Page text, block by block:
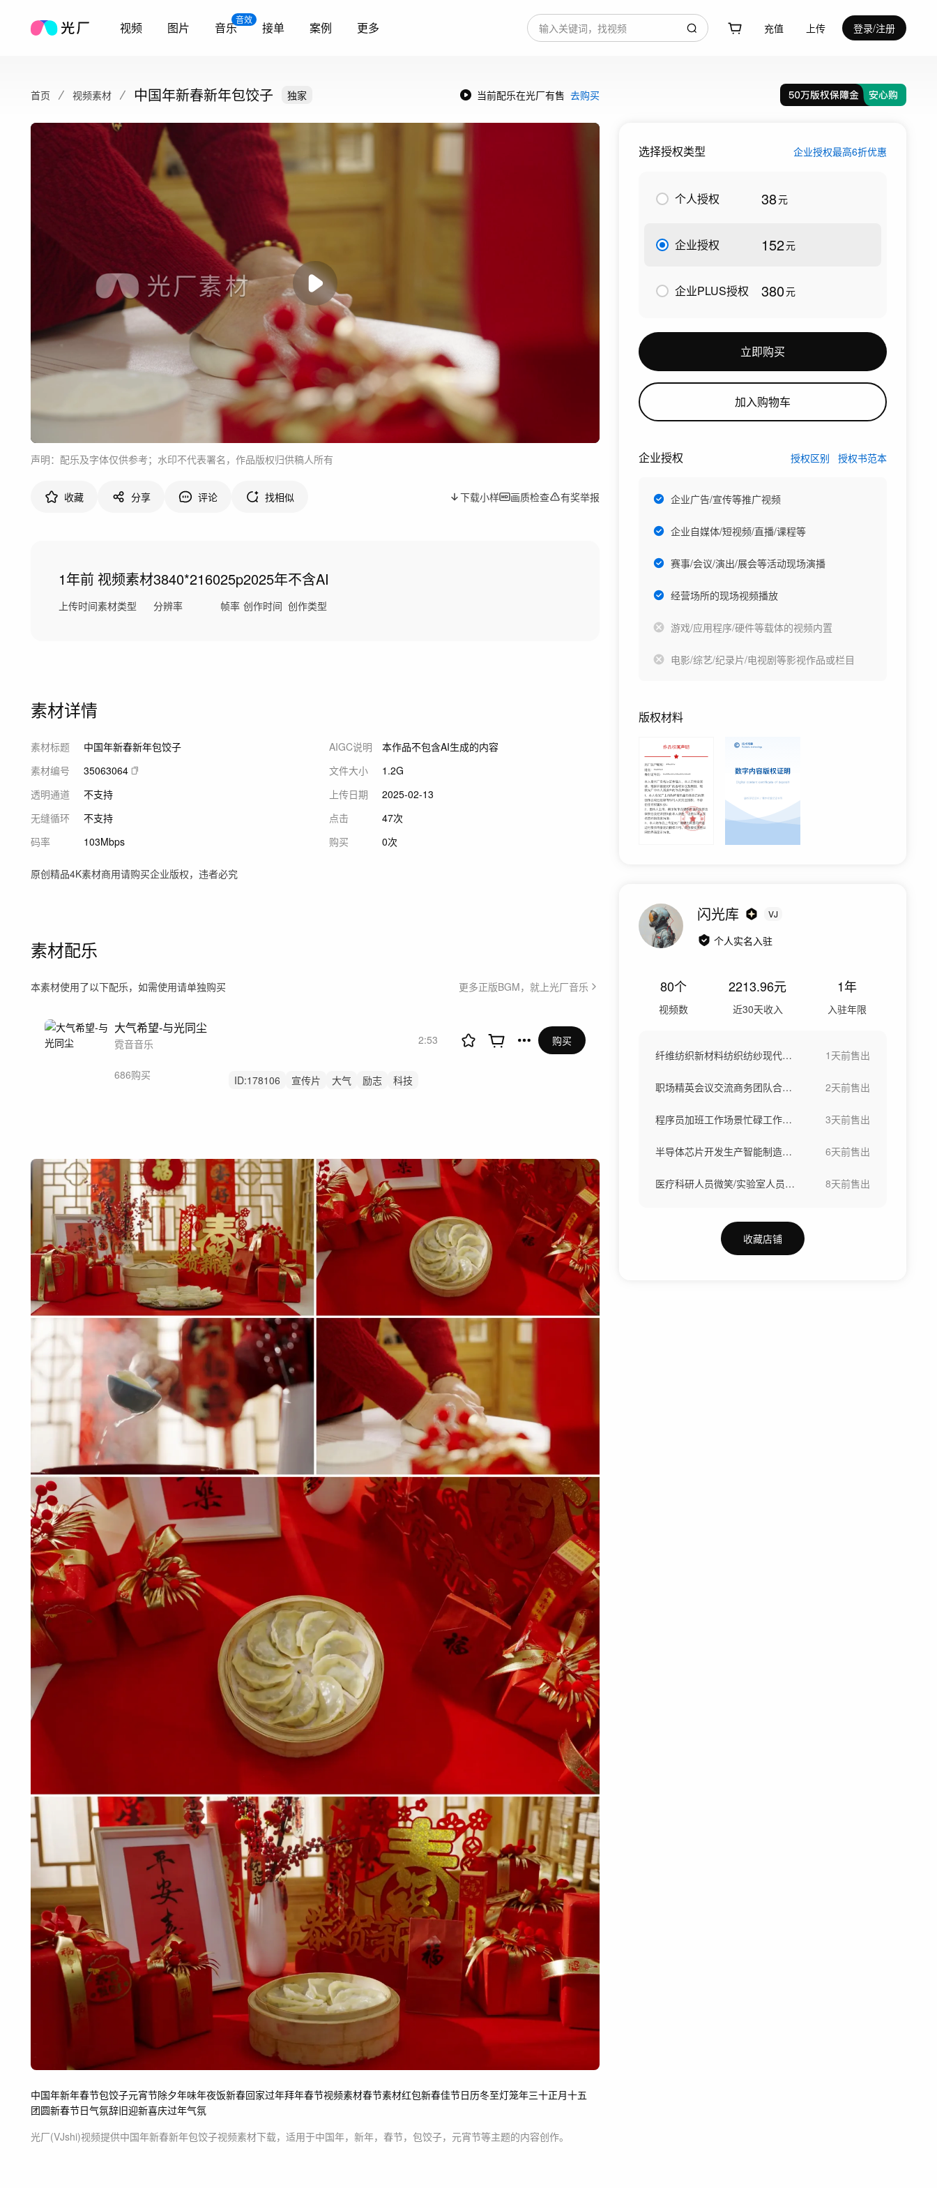
视频 图片
音效
音乐 接单 案例 更多 充值 上传 登录/注册
首页 视频素材 中国年新春新年包饺子 独家 当前配乐在光厂有售 去购买
声明：配乐及字体仅供参考；水印不代表署名，作品版权归供稿人所有
收藏 分享 评论 找相似 下载小样 画质检查 有奖举报
1年前
上传时间
视频素材
素材类型
3840*2160
分辨率
25p
帧率
2025年
创作时间
不含AI
创作类型
素材详情
素材标题
中国年新春新年包饺子
素材编号
35063064
透明通道
不支持
无缝循环
不支持
码率
103Mbps
AIGC说明
本作品不包含AI生成的内容
文件大小
1.2G
上传日期
2025-02-13
点击
47次
购买
0次
原创精品4K素材商用请购买企业版权，违者必究
素材配乐
本素材使用了以下配乐，如需使用请单独购买 更多正版BGM，就上光厂音乐
大气希望-与光同尘
霓音音乐
686购买
2:53
ID:178106 宣传片 大气 励志
科技
购买
中国年新年春节包饺子元宵节除夕年味年夜饭新春回家过年拜年春节视频素材春节素材红包新春佳节日历冬至灯笼年三十正月十五
团圆新春节日气氛辞旧迎新喜庆过年气氛
光厂(VJshi)视频提供中国年新春新年包饺子视频素材下载，适用于中国年，新年，春节，包饺子，元宵节等主题的内容创作。
选择授权类型 企业授权最高6折优惠
个人授权 38元
企业授权 152元
企业PLUS授权 380元
立即购买
加入购物车
企业授权 授权区别 授权书范本
企业广告/宣传等推广视频
企业自媒体/短视频/直播/课程等
赛事/会议/演出/展会等活动现场演播
经营场所的现场视频播放
游戏/应用程序/硬件等载体的视频内置
电影/综艺/纪录片/电视剧等影视作品或栏目
版权材料
闪光库 VJ
个人实名入驻
80个
视频数
2213.96元
近30天收入
1年
入驻年限
纤维纺织新材料纺织纺纱现代工业车间工厂 1天前售出
职场精英会议交流商务团队合作洽谈团队欢呼 2天前售出
程序员加班工作场景忙碌工作熬夜写代码 3天前售出
半导体芯片开发生产智能制造半导体晶圆制造 6天前售出
医疗科研人员微笑/实验室人员微笑 8天前售出
收藏店铺